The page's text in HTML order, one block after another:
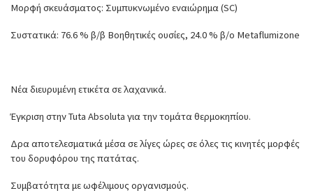
Μορφή σκευάσματος: Συμπυκνωμένο εναιώρημα (SC)
Συστατικά: 76.6 % β/β Βοηθητικές ουσίες, 24.0 % β/ο Metaflumizone
Νέα διευρυμένη ετικέτα σε λαχανικά.
Έγκριση στην Tuta Absoluta για την τομάτα θερμοκηπίου.
Δρα αποτελεσματικά μέσα σε λίγες ώρες σε όλες τις κινητές μορφές
του δορυφόρου της πατάτας.
Συμβατότητα με ωφέλιμους οργανισμούς.